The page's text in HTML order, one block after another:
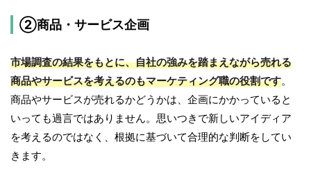
②商品・サービス企画
市場調査の結果をもとに、自社の強みを踏まえながら売れる
商品やサービスを考えるのもマーケティング職の役割です。
商品やサービスが売れるかどうかは、企画にかかっていると
いっても過言ではありません。思いつきで新しいアイディア
を考えるのではなく、根拠に基づいて合理的な判断をしてい
きます。